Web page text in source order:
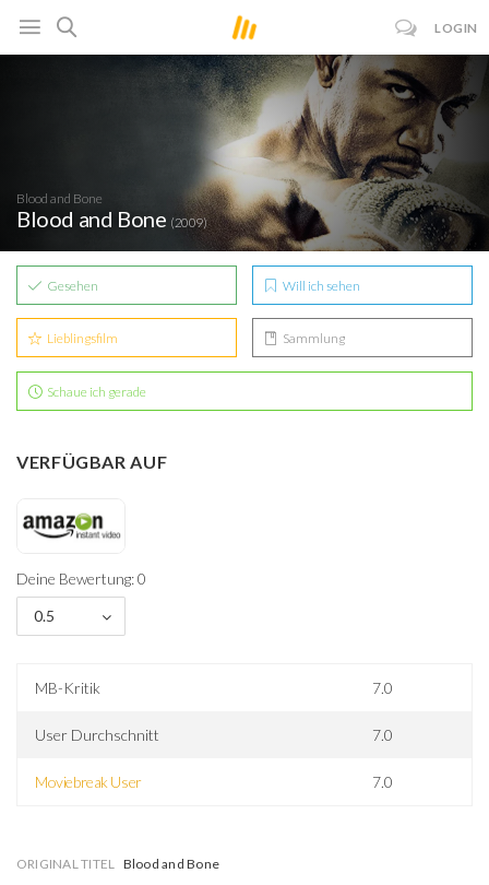
LOGIN
Blood and Bone
Blood and Bone (2009)
Gesehen Will ich sehen
Lieblingsfilm Sammlung
Schaue ich gerade
VERFÜGBAR AUF
Deine Bewertung: 0
0.5
MB-Kritik 7.0
User Durchschnitt 7.0
Moviebreak User 7.0
ORIGINAL TITEL Blood and Bone